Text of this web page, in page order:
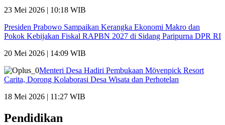
23 Mei 2026 | 10:18 WIB
Presiden Prabowo Sampaikan Kerangka Ekonomi Makro dan
Pokok Kebijakan Fiskal RAPBN 2027 di Sidang Paripurna DPR RI
20 Mei 2026 | 14:09 WIB
Menteri Desa Hadiri Pembukaan Mövenpick Resort
Carita, Dorong Kolaborasi Desa Wisata dan Perhotelan
18 Mei 2026 | 11:27 WIB
Pendidikan